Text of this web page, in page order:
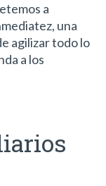
a
una
agilizar todo lo
a los